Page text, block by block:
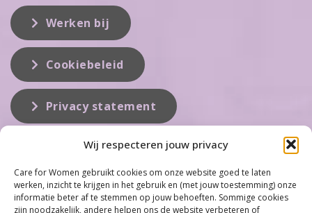
Wij respecteren jouw privacy
Care for Women gebruikt cookies om onze website goed te laten
werken, inzicht te krijgen in het gebruik en (met jouw toestemming) onze
informatie beter af te stemmen op jouw behoeften. Sommige cookies
zijn noodzakelijk, andere helpen ons de website verbeteren of
Werken bij
Cookiebeleid
Privacy statement
Care for Women is de eerste organisatie die zich inzet op het gebied
van hormonale problemen bij vrouwen. Met ruim 100 locaties